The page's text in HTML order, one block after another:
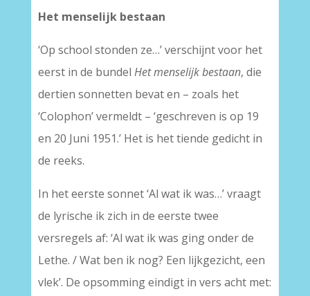
Het menselijk bestaan
‘Op school stonden ze…’ verschijnt voor het
eerst in de bundel Het menselijk bestaan, die
dertien sonnetten bevat en – zoals het
‘Colophon’ vermeldt – ‘geschreven is op 19
en 20 Juni 1951.’ Het is het tiende gedicht in
de reeks.
In het eerste sonnet ‘Al wat ik was…’ vraagt
de lyrische ik zich in de eerste twee
versregels af: ‘Al wat ik was ging onder de
Lethe. / Wat ben ik nog? Een lijkgezicht, een
vlek’. De opsomming eindigt in vers acht met: